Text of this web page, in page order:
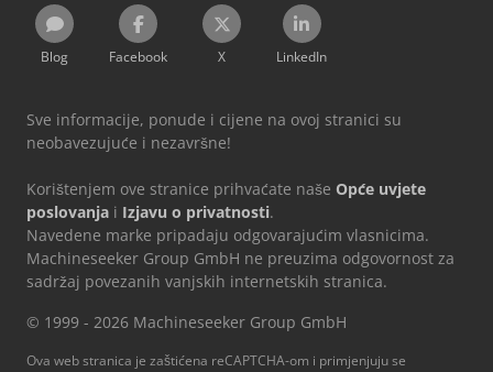
Blog Facebook X LinkedIn
Sve informacije, ponude i cijene na ovoj stranici su
neobavezujuće i nezavršne!
Korištenjem ove stranice prihvaćate naše Opće uvjete
poslovanja i Izjavu o privatnosti.
Navedene marke pripadaju odgovarajućim vlasnicima.
Machineseeker Group GmbH ne preuzima odgovornost za
sadržaj povezanih vanjskih internetskih stranica.
© 1999 - 2026 Machineseeker Group GmbH
Ova web stranica je zaštićena reCAPTCHA-om i primjenjuju se